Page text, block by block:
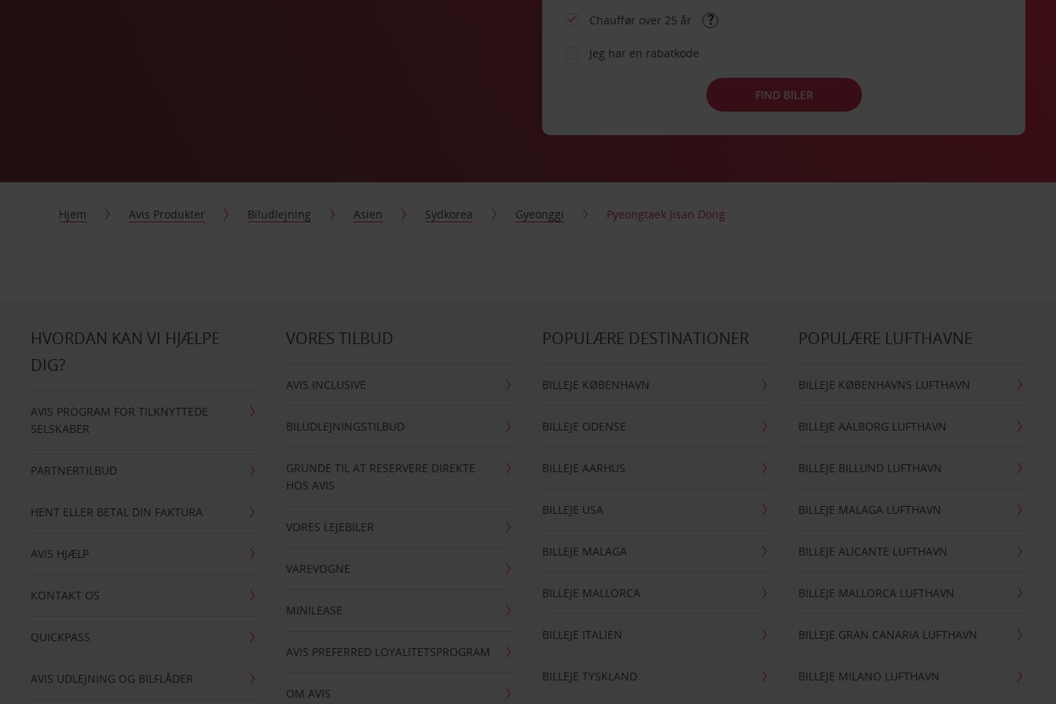
Chauffør over 25 år
Jeg har en rabatkode
FIND BILER
Hjem Avis Produkter Biludlejning Asien Sydkorea Gyeonggi Pyeongtaek Jisan Dong
HVORDAN KAN VI HJÆLPE
DIG?
AVIS PROGRAM FOR TILKNYTTEDE
SELSKABER
PARTNERTILBUD
HENT ELLER BETAL DIN FAKTURA
AVIS HJÆLP
KONTAKT OS
QUICKPASS
AVIS UDLEJNING OG BILFLÅDER
VORES TILBUD
AVIS INCLUSIVE
BILUDLEJNINGSTILBUD
GRUNDE TIL AT RESERVERE DIREKTE
HOS AVIS
VORES LEJEBILER
VAREVOGNE
MINILEASE
AVIS PREFERRED LOYALITETSPROGRAM
OM AVIS
POPULÆRE DESTINATIONER
BILLEJE KØBENHAVN
BILLEJE ODENSE
BILLEJE AARHUS
BILLEJE USA
BILLEJE MALAGA
BILLEJE MALLORCA
BILLEJE ITALIEN
BILLEJE TYSKLAND
POPULÆRE LUFTHAVNE
BILLEJE KØBENHAVNS LUFTHAVN
BILLEJE AALBORG LUFTHAVN
BILLEJE BILLUND LUFTHAVN
BILLEJE MALAGA LUFTHAVN
BILLEJE ALICANTE LUFTHAVN
BILLEJE MALLORCA LUFTHAVN
BILLEJE GRAN CANARIA LUFTHAVN
BILLEJE MILANO LUFTHAVN